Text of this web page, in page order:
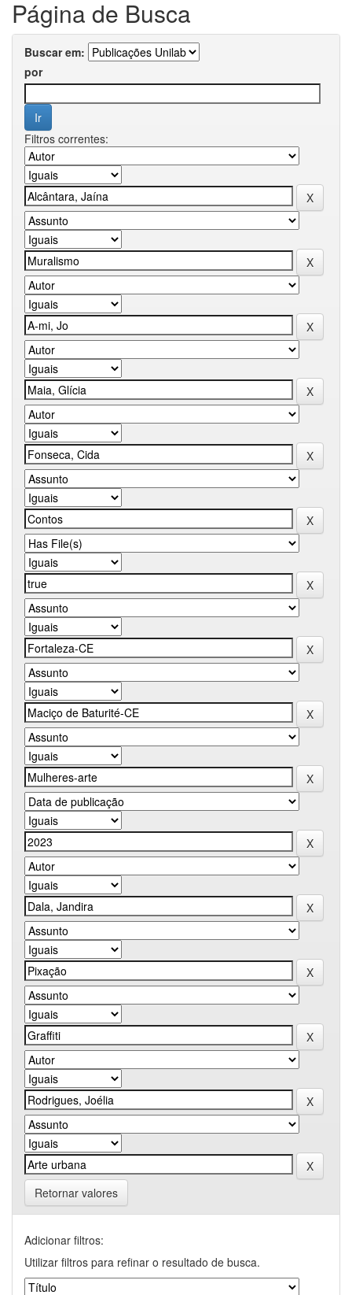
Página de Busca
Buscar em:
por
Filtros correntes:
Retornar valores
Adicionar filtros:
Utilizar filtros para refinar o resultado de busca.